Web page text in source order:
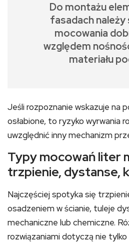
Do montażu
fasadach
mocowania
względem
materiału
Jeśli rozpoznanie wskazuje na
osłabione, to ryzyko wyrwania
uwzględnić inny mechanizm
Typy mocowań liter
trzpienie, dystanse,
Najczęściej spotyka się
osadzeniem w ścianie, tuleje
mechaniczne lub chemiczne.
rozwiązaniami dotyczą nie